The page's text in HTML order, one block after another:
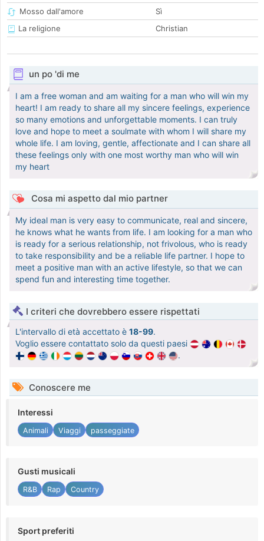
Mosso dall'amore
Sì
La religione
Christian
un po 'di me
I am a free woman and am waiting for a man who will win my
heart! I am ready to share all my sincere feelings, experience
so many emotions and unforgettable moments. I can truly
love and hope to meet a soulmate with whom I will share my
whole life. I am loving, gentle, affectionate and I can share all
these feelings only with one most worthy man who will win
my heart
Cosa mi aspetto dal mio partner
My ideal man is very easy to communicate, real and sincere,
he knows what he wants from life. I am looking for a man who
is ready for a serious relationship, not frivolous, who is ready
to take responsibility and be a reliable life partner. I hope to
meet a positive man with an active lifestyle, so that we can
spend fun and interesting time together.
I criteri che dovrebbero essere rispettati
L'intervallo di età accettato è 18-99.
Voglio essere contattato solo da questi paesi
.
Conoscere me
Interessi
Animali Viaggi passeggiate
Gusti musicali
R&B Rap Country
Sport preferiti